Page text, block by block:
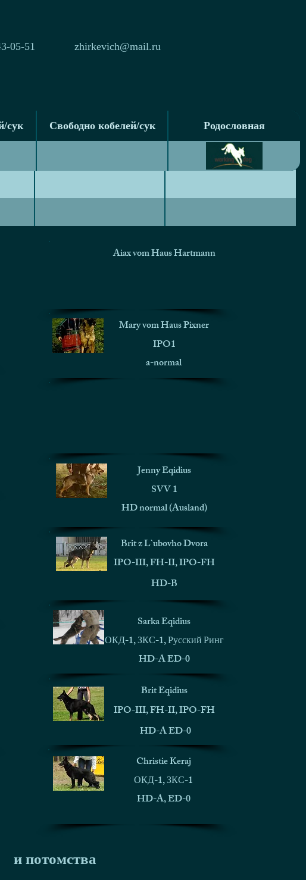
05-51 zhirkevich@mail.ru
сук Свободно кобелей/сук Родословная
сук Свободно кобелей/сук Родословная
Aiax vom Haus Hartmann
Mary vom Haus Pixner
IPO1
a-normal
Jenny Eqidius
SVV 1
HD normal (Ausland)
Brit z L`ubovho Dvora
IPO-III, FH-II, IPO-FH
HD-B
Sarka Eqidius
ОКД-1, ЗКС-1, Русский Ринг
HD-A ED-0
Brit Eqidius
IPO-III, FH-II, IPO-FH
HD-A ED-0
Christie Keraj
ОКД-1, ЗКС-1
HD-A, ED-0
и потомства